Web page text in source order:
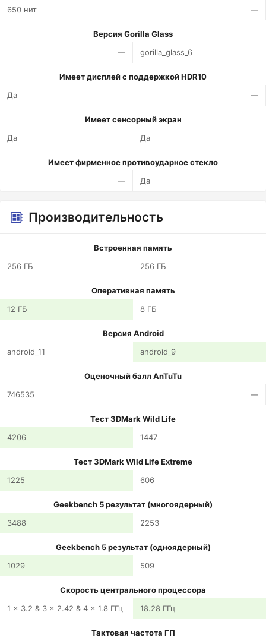
650 нит —
Версия Gorilla Glass
—
gorilla_glass_6
Имеет дисплей с поддержкой HDR10
Да
—
Имеет сенсорный экран
Да
Да
Имеет фирменное противоударное стекло
—
Да
Производительность
Встроенная память
256 ГБ
256 ГБ
Оперативная память
12 ГБ
8 ГБ
Версия Android
android_11
android_9
Оценочный балл AnTuTu
746535
—
Тест 3DMark Wild Life
4206
1447
Тест 3DMark Wild Life Extreme
1225
606
Geekbench 5 результат (многоядерный)
3488
2253
Geekbench 5 результат (одноядерный)
1029
509
Скорость центрального процессора
1 x 3.2 & 3 x 2.42 & 4 x 1.8 ГГц
18.28 ГГц
Тактовая частота ГП